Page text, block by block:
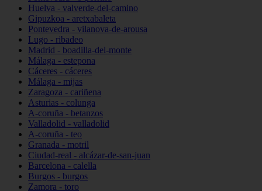
Huelva - valverde-del-camino
Gipuzkoa - aretxabaleta
Pontevedra - vilanova-de-arousa
Lugo - ribadeo
Madrid - boadilla-del-monte
Málaga - estepona
Cáceres - cáceres
Málaga - mijas
Zaragoza - cariñena
Asturias - colunga
A-coruña - betanzos
Valladolid - valladolid
A-coruña - teo
Granada - motril
Ciudad-real - alcázar-de-san-juan
Barcelona - calella
Burgos - burgos
Zamora - toro